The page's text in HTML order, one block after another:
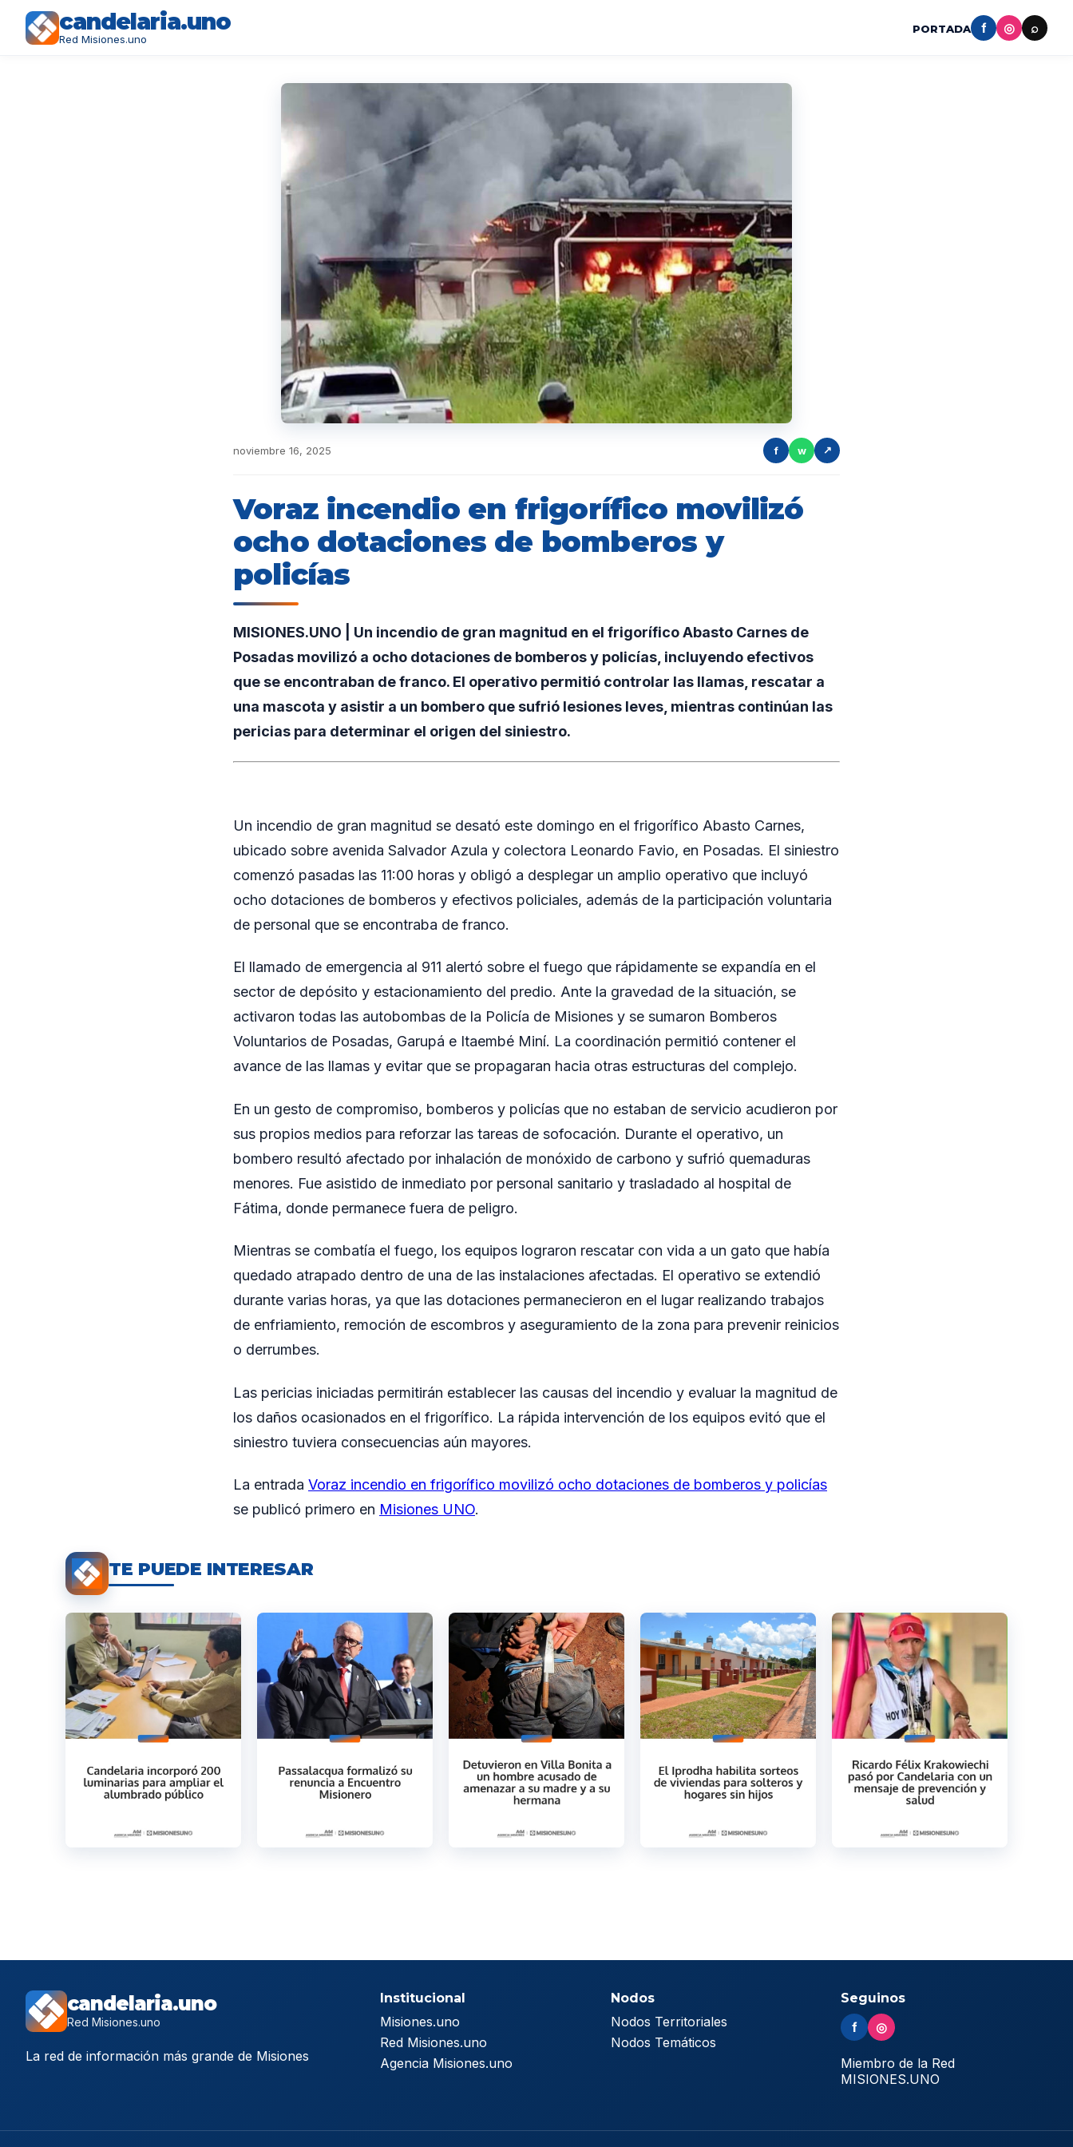
candelaria.uno
Red Misiones.uno
PORTADA f ◎ ⌕
noviembre 16, 2025 f w ↗
Voraz incendio en frigorífico movilizó
ocho dotaciones de bomberos y
policías
MISIONES.UNO | Un incendio de gran magnitud en el frigorífico Abasto Carnes de
Posadas movilizó a ocho dotaciones de bomberos y policías, incluyendo efectivos
que se encontraban de franco. El operativo permitió controlar las llamas, rescatar a
una mascota y asistir a un bombero que sufrió lesiones leves, mientras continúan las
pericias para determinar el origen del siniestro.
Un incendio de gran magnitud se desató este domingo en el frigorífico Abasto Carnes,
ubicado sobre avenida Salvador Azula y colectora Leonardo Favio, en Posadas. El siniestro
comenzó pasadas las 11:00 horas y obligó a desplegar un amplio operativo que incluyó
ocho dotaciones de bomberos y efectivos policiales, además de la participación voluntaria
de personal que se encontraba de franco.
El llamado de emergencia al 911 alertó sobre el fuego que rápidamente se expandía en el
sector de depósito y estacionamiento del predio. Ante la gravedad de la situación, se
activaron todas las autobombas de la Policía de Misiones y se sumaron Bomberos
Voluntarios de Posadas, Garupá e Itaembé Miní. La coordinación permitió contener el
avance de las llamas y evitar que se propagaran hacia otras estructuras del complejo.
En un gesto de compromiso, bomberos y policías que no estaban de servicio acudieron por
sus propios medios para reforzar las tareas de sofocación. Durante el operativo, un
bombero resultó afectado por inhalación de monóxido de carbono y sufrió quemaduras
menores. Fue asistido de inmediato por personal sanitario y trasladado al hospital de
Fátima, donde permanece fuera de peligro.
Mientras se combatía el fuego, los equipos lograron rescatar con vida a un gato que había
quedado atrapado dentro de una de las instalaciones afectadas. El operativo se extendió
durante varias horas, ya que las dotaciones permanecieron en el lugar realizando trabajos
de enfriamiento, remoción de escombros y aseguramiento de la zona para prevenir reinicios
o derrumbes.
Las pericias iniciadas permitirán establecer las causas del incendio y evaluar la magnitud de
los daños ocasionados en el frigorífico. La rápida intervención de los equipos evitó que el
siniestro tuviera consecuencias aún mayores.
La entrada Voraz incendio en frigorífico movilizó ocho dotaciones de bomberos y policías
se publicó primero en Misiones UNO.
TE PUEDE INTERESAR
candelaria.uno
Red Misiones.uno
La red de información más grande de Misiones
Institucional
Misiones.uno
Red Misiones.uno
Agencia Misiones.uno
Nodos
Nodos Territoriales
Nodos Temáticos
Seguinos
f ◎
Miembro de la Red
MISIONES.UNO